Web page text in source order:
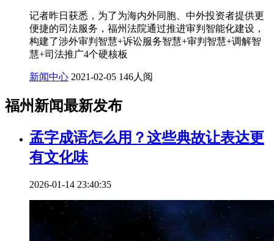
记者昨日获悉，为了为海内外同胞、中外投资者提供更
便捷的司法服务，福州法院通过推进审判智能化建设，
构建了涉外审判智慧+诉讼服务智慧+审判智慧+调解智
慧+司法推广4个硬核板
新闻中心 2021-02-05 146人阅
福州新闻最新发布
孟字成语怎么用？这些典故让表达更
有文化味
2026-01-14 23:40:35